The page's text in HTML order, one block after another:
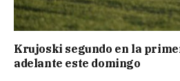
Krujoski segundo en la
adelante este domingo